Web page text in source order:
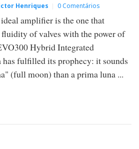
Henriques 0 Comentários
amplifier is the one that
of valves with the power of
Hybrid Integrated
fulfilled its prophecy: it sounds
(full moon) than a prima luna ...